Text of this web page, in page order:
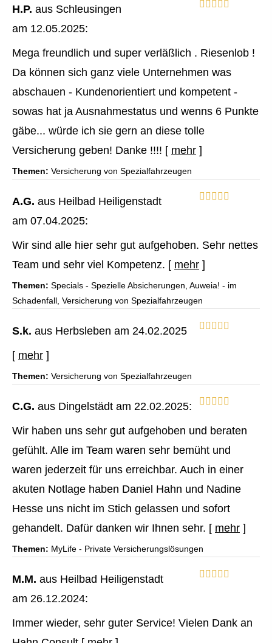
H.P. aus Schleusingen
am 12.05.2025:
Mega freundlich und super verläßlich . Riesenlob !
Da können sich ganz viele Unternehmen was
abschauen - Kundenorientiert und kompetent -
sowas hat ja Ausnahmestatus und wenns 6 Punkte
gäbe... würde ich sie gern an diese tolle
Versicherung geben! Danke !!!! [ mehr ]
Themen: Versicherung von Spezialfahrzeugen
A.G. aus Heilbad Heiligenstadt
am 07.04.2025:
Wir sind alle hier sehr gut aufgehoben. Sehr nettes
Team und sehr viel Kompetenz. [ mehr ]
Themen: Specials - Spezielle Absicherungen, Auweia! - im
Schadenfall, Versicherung von Spezialfahrzeugen
S.k. aus Herbsleben am 24.02.2025
[ mehr ]
Themen: Versicherung von Spezialfahrzeugen
C.G. aus Dingelstädt am 22.02.2025:
Wir haben uns sehr gut aufgehoben und beraten
gefühlt. Alle im Team waren sehr bemüht und
waren jederzeit für uns erreichbar. Auch in einer
akuten Notlage haben Daniel Hahn und Nadine
Hesse uns nicht im Stich gelassen und sofort
gehandelt. Dafür danken wir Ihnen sehr. [ mehr ]
Themen: MyLife - Private Versicherungslösungen
M.M. aus Heilbad Heiligenstadt
am 26.12.2024:
Immer wieder, sehr guter Service! Vielen Dank an